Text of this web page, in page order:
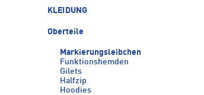
KLEIDUNG
Oberteile
Markierungsleibchen
Funktionshemden
Gilets
Halfzip
Hoodies